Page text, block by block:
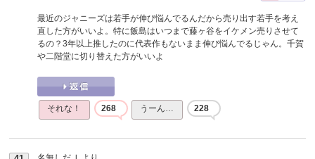
最近のジャニーズは若手が伸び悩んでるんだから売り出す若手を考え
直した方がいいよ。特に飯島はいつまで藤ヶ谷をイケメン売りさせて
るの？3年以上推したのに代表作もないまま伸び悩んでるじゃん。千賀
や二階堂に切り替えた方がいいよ
それな！ 268 うーん… 228